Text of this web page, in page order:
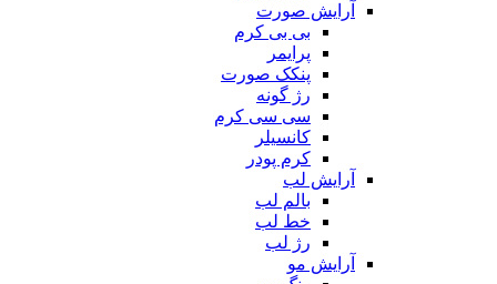
آرایش صورت
بی بی کرم
پرایمر
پنکک صورت
رژ گونه
سی سی کرم
کانسیلر
کرم پودر
آرایش لب
بالم لب
خط لب
رژ لب
آرایش مو